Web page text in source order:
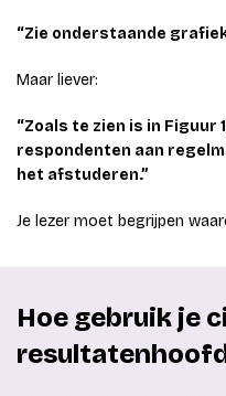
“Zie onderstaande
Maar liever:
“Zoals te zien is in Figuur
respondenten aan
het afstuderen.”
Je lezer moet begrijpen
Hoe gebruik je